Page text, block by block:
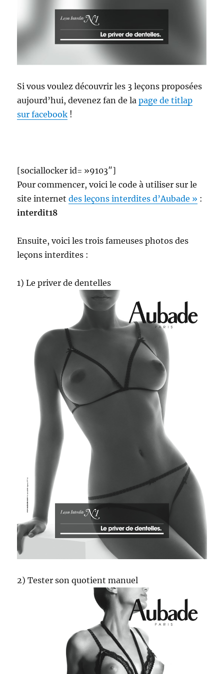
Si vous voulez découvrir les 3 leçons proposées
aujourd’hui, devenez fan de lapage de titlap
sur facebook !
[sociallocker id= »9103″]
Pour commencer, voici le code à utiliser sur le
site internetdes leçons interdites d’Aubade » :
interdit18
Ensuite, voici les trois fameuses photos des
leçons interdites :
1) Le priver de dentelles
2) Tester son quotient manuel